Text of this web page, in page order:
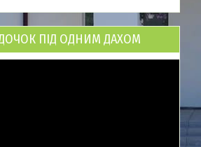
ПІД ОДНИМ ДАХОМ